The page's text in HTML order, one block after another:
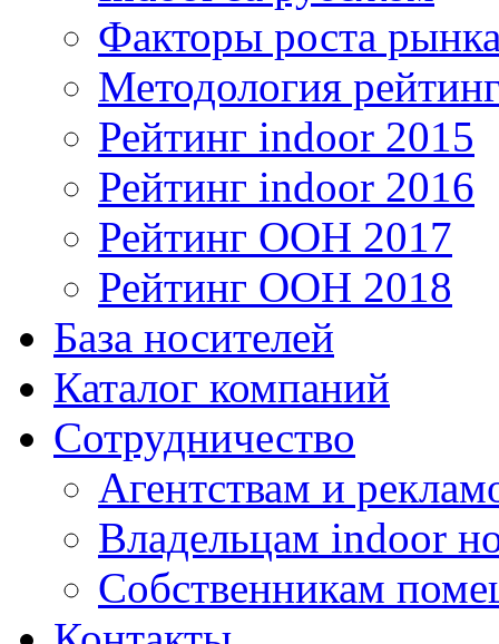
Факторы роста
Методология
Рейтинг indoor 2015
Рейтинг indoor 2016
Рейтинг OOH 2017
Рейтинг OOH 2018
База носителей
Каталог компаний
Сотрудничество
Агентствам и
Владельцам indoor
Собственникам